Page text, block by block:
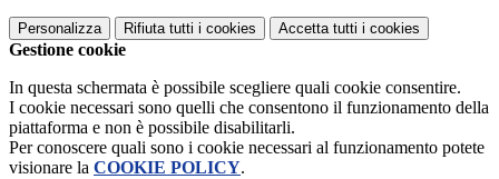
Personalizza Rifiuta tutti i cookies Accetta tutti i cookies
Gestione cookie
In questa schermata è possibile scegliere quali cookie consentire.
I cookie necessari sono quelli che consentono il funzionamento della
piattaforma e non è possibile disabilitarli.
Per conoscere quali sono i cookie necessari al funzionamento potete
visionare la COOKIE POLICY.